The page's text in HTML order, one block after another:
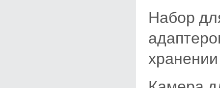
Набор
хранении